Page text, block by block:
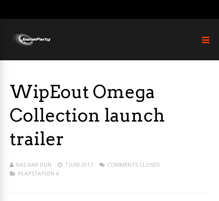
WipEout Omega
Collection launch
trailer
BAS VAN DUN 7 JUNI 2017
COMMENTS CLOSED
PLAYSTATION 4